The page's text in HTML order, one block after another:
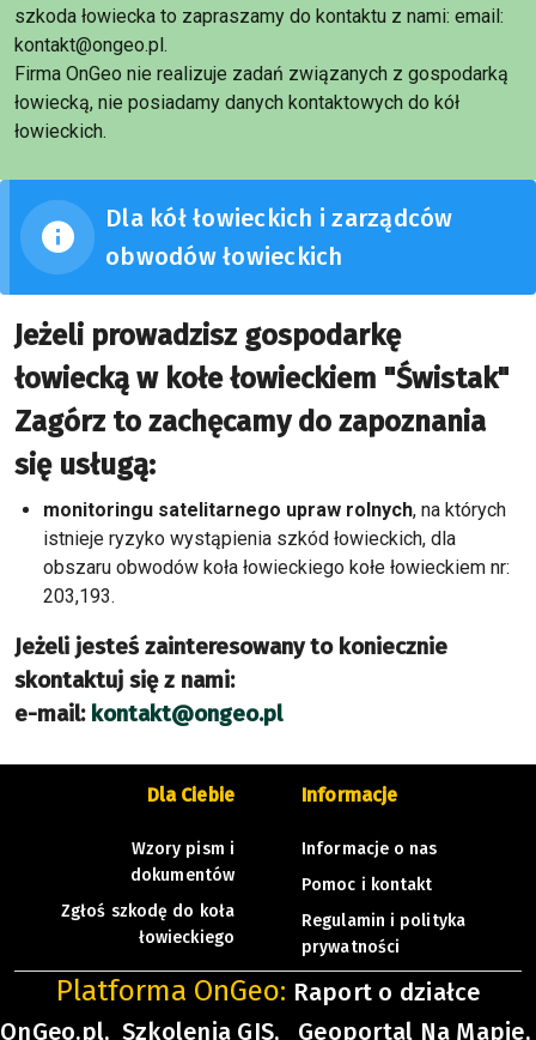
szkoda łowiecka to zapraszamy do kontaktu z nami: email:
kontakt@ongeo.pl.
Firma OnGeo nie realizuje zadań związanych z gospodarką
łowiecką, nie posiadamy danych kontaktowych do kół
łowieckich.
Dla kół łowieckich i zarządców
obwodów łowieckich
Jeżeli prowadzisz gospodarkę
łowiecką w kołe łowieckiem "Świstak"
Zagórz to zachęcamy do zapoznania
się usługą:
monitoringu satelitarnego upraw rolnych, na których
istnieje ryzyko wystąpienia szkód łowieckich, dla
obszaru obwodów koła łowieckiego kołe łowieckiem nr:
203,193.
Jeżeli jesteś zainteresowany to koniecznie
skontaktuj się z nami:
e-mail: kontakt@ongeo.pl
Dla Ciebie
Wzory pism i
dokumentów
Zgłoś szkodę do koła
łowieckiego
Informacje
Informacje o nas
Pomoc i kontakt
Regulamin i polityka
prywatności
Platforma OnGeo: Raport o działce
OnGeo.pl, Szkolenia GIS, Geoportal Na Mapie,